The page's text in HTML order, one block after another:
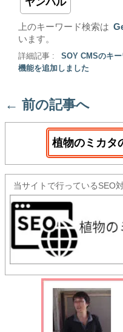
上のキーワード検索は
います。
詳細記事 :
SOY CMSのキ
機能を追加しました
← 前の記事へ
植物のミカタ
当サイトで行っているSEO